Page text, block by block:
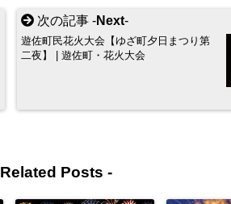
次の記事 -Next-
遊佐町民花火大会【ゆざ町夕日まつり第
二夜】 | 遊佐町・花火大会
Related Posts -